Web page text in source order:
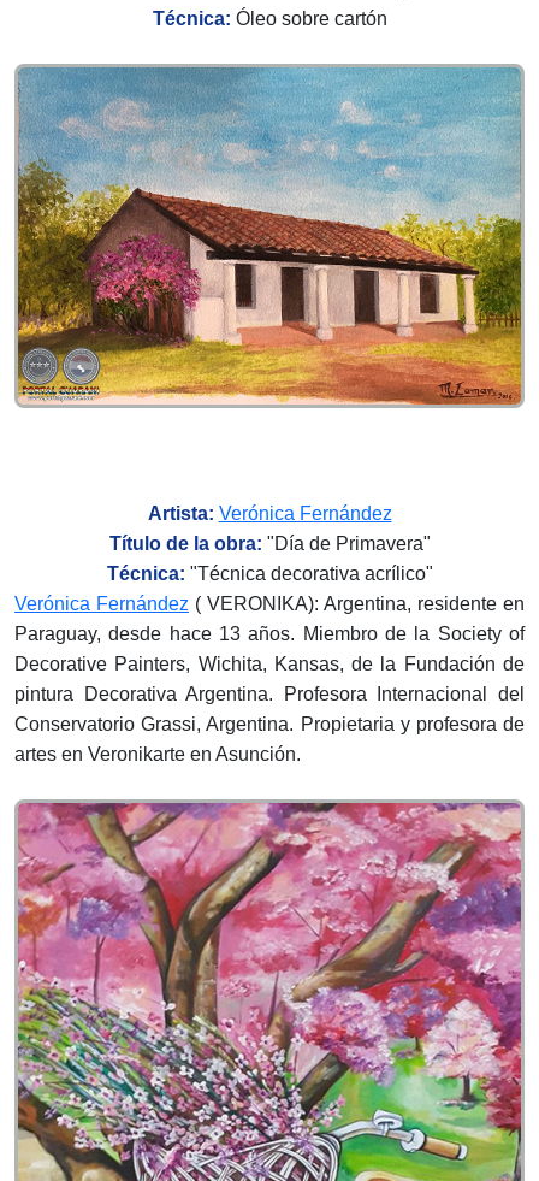
Técnica: Óleo sobre cartón
Artista: Verónica Fernández
Título de la obra: "Día de Primavera"
Técnica: "Técnica decorativa acrílico"
Verónica Fernández ( VERONIKA): Argentina, residente en
Paraguay, desde hace 13 años. Miembro de la Society of
Decorative Painters, Wichita, Kansas, de la Fundación de
pintura Decorativa Argentina. Profesora Internacional del
Conservatorio Grassi, Argentina. Propietaria y profesora de
artes en Veronikarte en Asunción.